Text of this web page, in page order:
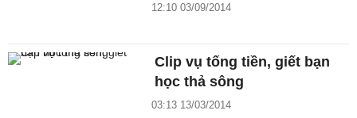
12:10 03/09/2014
Clip vụ tống tiền, giết bạn
học thả sông
03:13 13/03/2014